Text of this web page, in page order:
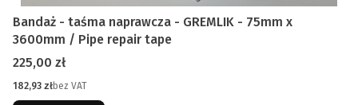
Bandaż - taśma naprawcza - GREMLIK - 75mm x
3600mm / Pipe repair tape
Cena
225,00 zł
Cena
182,93 złbez VAT